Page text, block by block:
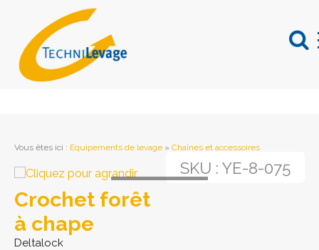
Vous êtes ici : Equipements de levage » Chaînes et accessoires
SKU : YE-8-075
Crochet forêt
à chape
Deltalock